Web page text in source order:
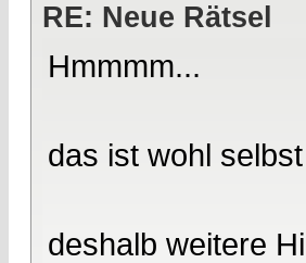
RE: Neue Rätsel
Hmmmm...
das ist wohl
deshalb weitere